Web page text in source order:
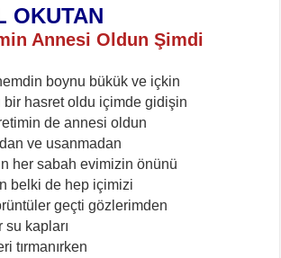
OKUTAN
Annesi Oldun Şimdi
boynu bükük ve içkin
bir hasret oldu içimde gidişin
de annesi oldun
ve usanmadan
her sabah evimizin önünü
belki de hep içimizi
geçti gözlerimden
su kapları
tırmanırken